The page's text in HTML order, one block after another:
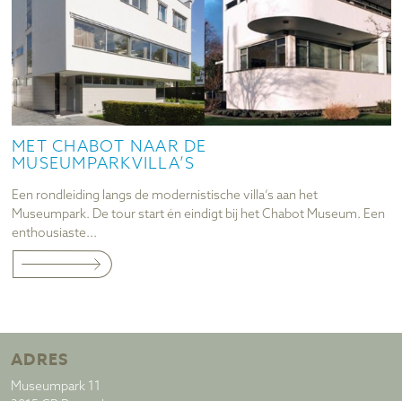
MET CHABOT NAAR DE
MUSEUMPARKVILLA’S
Een rondleiding langs de modernistische villa’s aan het
Museumpark. De tour start én eindigt bij het Chabot Museum. Een
enthousiaste...
ADRES
Museumpark 11